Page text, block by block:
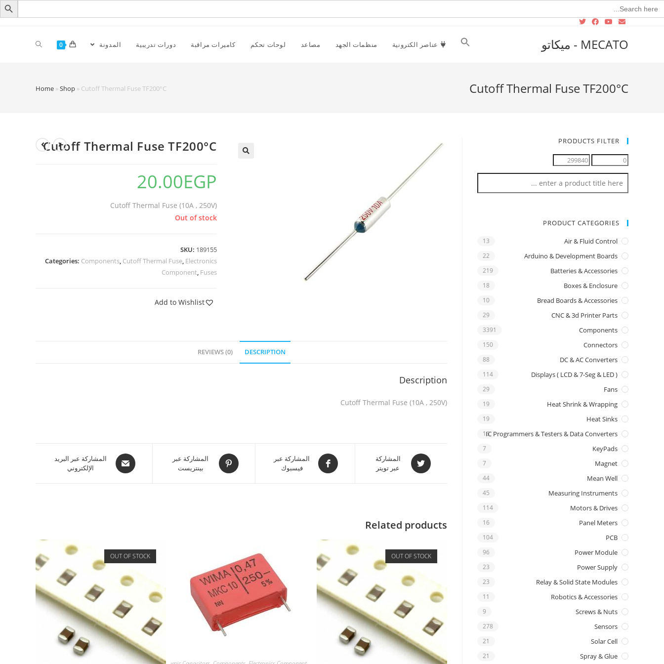
Search
for:
MECATO - ميكاتو عناصر الكترونية منظمات الجهد مصاعد لوحات تحكم كاميرات مراقبة دورات تدريبية المدونة 0
Cutoff Thermal Fuse TF200°C‏
Home »Shop » Cutoff Thermal Fuse TF200°C‏
Cutoff Thermal Fuse TF200°C‏
20.00EGP
Cutoff Thermal Fuse (10A , 250V)
Out of stock
SKU: 189155
Categories: Components, Cutoff Thermal Fuse, Electronics
Component, Fuses
Add to Wishlist
DESCRIPTION
REVIEWS (0)
Description
Cutoff Thermal Fuse (10A , 250V)
المشاركة
عبر تويتر
المشاركة عبر
فيسبوك
المشاركة عبر
بينتريست
المشاركة عبر البريد
الإلكتروني
Related products
OUT OF STOCK
OUT OF STOCK
PRODUCTS FILTER
PRODUCT CATEGORIES
Air & Fluid Control
13
Arduino & Development Boards
22
Batteries & Accessories
219
Boxes & Enclosure
18
Bread Boards & Accessories
10
CNC & 3d Printer Parts
29
Components
3391
Connectors
150
DC & AC Converters
88
Displays ( LCD & 7-Seg & LED )
114
Fans
29
Heat Shrink & Wrapping
19
Heat Sinks
19
IC Programmers & Testers & Data Converters
16
KeyPads
7
Magnet
7
Mean Well
44
Measuring Instruments
45
Motors & Drives
114
Panel Meters
16
PCB
104
Power Module
96
Power Supply
23
Relay & Solid State Modules
23
Robotics & Accessories
11
Screws & Nuts
9
Sensors
278
Solar Cell
21
Spray & Glue
21